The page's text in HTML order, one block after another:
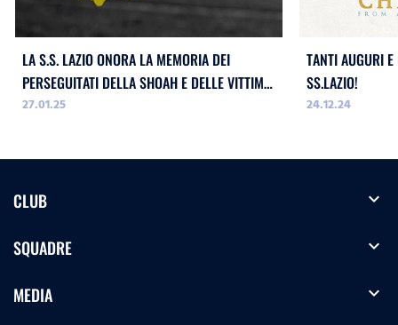
LA S.S. LAZIO ONORA LA MEMORIA DEI
PERSEGUITATI DELLA SHOAH E DELLE VITTIME
DELL`ODIO
27.01.25
TANTI AUGURI
SS.LAZIO!
24.12.24
CLUB expand_more
SQUADRE expand_more
MEDIA expand_more